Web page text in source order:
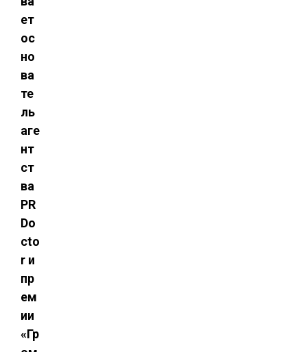
ет
ос
но
ва
те
ль
аге
нт
ст
ва
PR
Do
cto
r и
пр
ем
ии
«Гр